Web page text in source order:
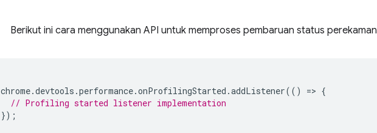
Berikut ini cara menggunakan API untuk memproses pembaruan status perekaman
chrome.devtools .performance.onProfilingStarted .addListener(() => {
// Profiling started listener implementation
});